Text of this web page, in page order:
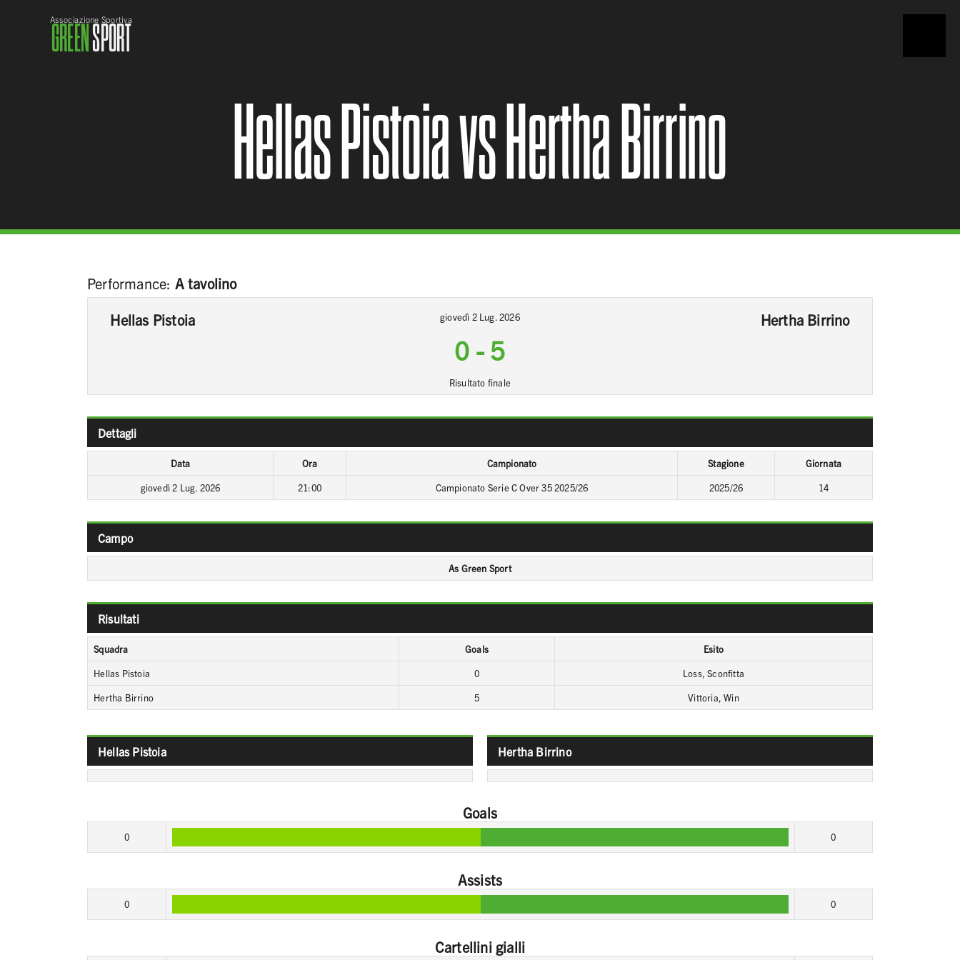
Associazione Sportiva
GREENSPORT
Hellas Pistoia vs Hertha Birrino
Performance: A tavolino
Hellas Pistoia Hertha Birrino
giovedì 2 Lug. 2026
0 - 5
Risultato finale
Dettagli
Data Ora Campionato Stagione
Giornata
giovedì 2 Lug. 2026
21:00 Campionato Serie C Over 35 2025/26 2025/26 14
Campo
As Green Sport
Risultati
Squadra Goals
Esito
Hellas Pistoia
0
Loss, Sconfitta
Hertha Birrino
5 Vittoria, Win
Hellas Pistoia Hertha Birrino
Goals
0 0
Assists
0 0
Cartellini gialli